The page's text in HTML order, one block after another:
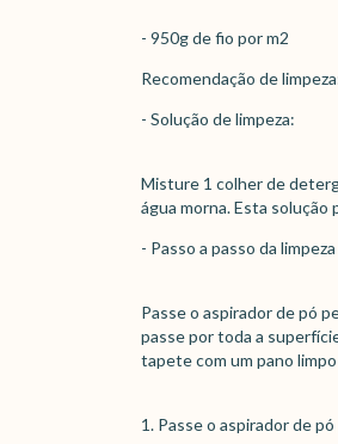
- 950g de fio por m2
Recomendação de
- Solução de limpeza:
Misture 1 colher de
água morna. Esta solução
- Passo a passo da
Passe o aspirador de pó
passe por toda a
tapete com um pano
1. Passe o aspirador de